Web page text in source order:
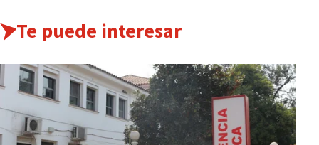
Te puede interesar